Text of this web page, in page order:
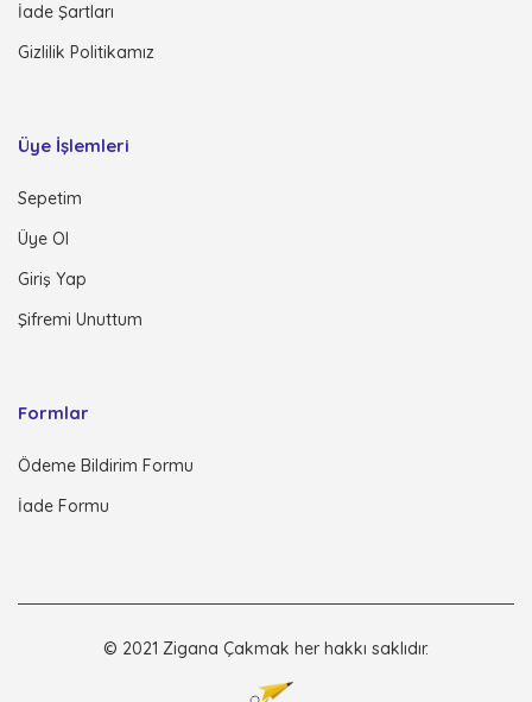
İade Şartları
Gizlilik Politikamız
Üye İşlemleri
Sepetim
Üye Ol
Giriş Yap
Şifremi Unuttum
Formlar
Ödeme Bildirim Formu
İade Formu
© 2021 Zigana Çakmak her hakkı saklıdır.